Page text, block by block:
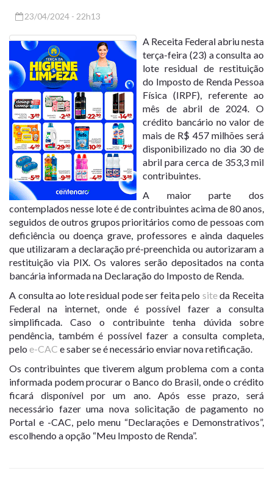
23/04/2024 - 22h13
A Receita Federal abriu nesta
terça-feira (23) a consulta ao
lote residual de restituição
do Imposto de Renda Pessoa
Física (IRPF), referente ao
mês de abril de 2024. O
crédito bancário no valor de
mais de R$ 457 milhões será
disponibilizado no dia 30 de
abril para cerca de 353,3 mil
contribuintes.
A maior parte dos
contemplados nesse lote é de contribuintes acima de 80 anos,
seguidos de outros grupos prioritários como de pessoas com
deficiência ou doença grave, professores e ainda daqueles
que utilizaram a declaração pré-preenchida ou autorizaram a
restituição via PIX. Os valores serão depositados na conta
bancária informada na Declaração do Imposto de Renda.
A consulta ao lote residual pode ser feita pelo siteda Receita
Federal na internet, onde é possível fazer a consulta
simplificada. Caso o contribuinte tenha dúvida sobre
pendência, também é possível fazer a consulta completa,
pelo e-CAC e saber se é necessário enviar nova retificação.
Os contribuintes que tiverem algum problema com a conta
informada podem procurar o Banco do Brasil, onde o crédito
ficará disponível por um ano. Após esse prazo, será
necessário fazer uma nova solicitação de pagamento no
Portal e -CAC, pelo menu “Declarações e Demonstrativos”,
escolhendo a opção “Meu Imposto de Renda”.